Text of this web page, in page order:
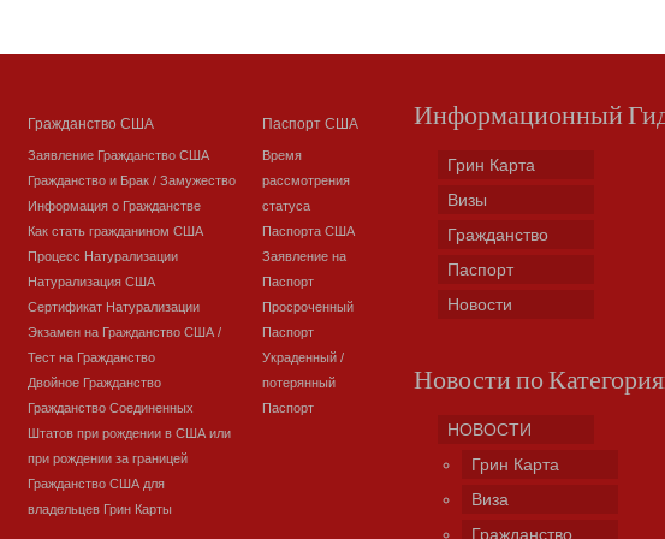
Гражданство США
Заявление Гражданство США
Гражданство и Брак / Замужество
Информация о Гражданстве
Как стать гражданином США
Процесс Натурализации
Натурализация США
Сертификат Натурализации
Экзамен на Гражданство США /
Тест на Гражданство
Двойное Гражданство
Гражданство Соединенных
Штатов при рождении в США или
при рождении за границей
Гражданство США для
владельцев Грин Карты
Паспорт США
Время
рассмотрения
статуса
Паспорта США
Заявление на
Паспорт
Просроченный
Паспорт
Украденный /
потерянный
Паспорт
Информационный
Грин Карта
Визы
Гражданство
Паспорт
Новости
Новости по
НОВОСТИ
Грин Карта
Виза
Гражданство